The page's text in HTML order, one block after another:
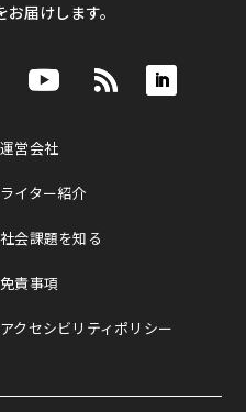
届けします。
運営会社
ライター紹介
社会課題を知る
免責事項
アクセシビリティポリシー